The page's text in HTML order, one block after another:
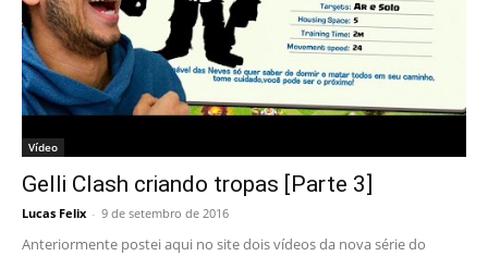
Vídeo
Gelli Clash criando tropas [Parte 3]
Lucas Felix - 9 de setembro de 2016
Anteriormente postei aqui no site dois vídeos da nova série do